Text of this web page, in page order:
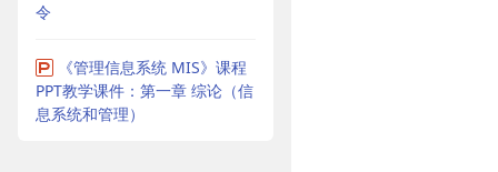
令
《管理信息系统 MIS》课程
PPT教学课件：第一章 综论（信
息系统和管理）